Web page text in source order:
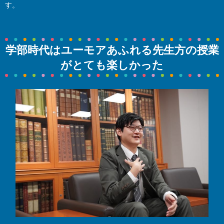
す。
学部時代はユーモアあふれる先生方の授業
がとても楽しかった